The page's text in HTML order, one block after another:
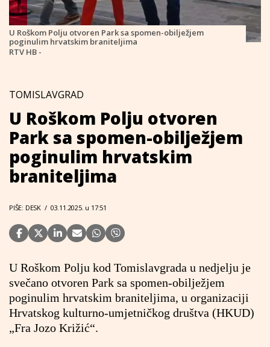
U Roškom Polju otvoren Park sa spomen-obilježjem
poginulim hrvatskim braniteljima
RTV HB -
TOMISLAVGRAD
U Roškom Polju otvoren
Park sa spomen-obilježjem
poginulim hrvatskim
braniteljima
PIŠE: DESK / 03.11.2025. u 17:51
U Roškom Polju kod Tomislavgrada u nedjelju je
svečano otvoren Park sa spomen-obilježjem
poginulim hrvatskim braniteljima, u organizaciji
Hrvatskog kulturno-umjetničkog društva (HKUD)
„Fra Jozo Križić“.